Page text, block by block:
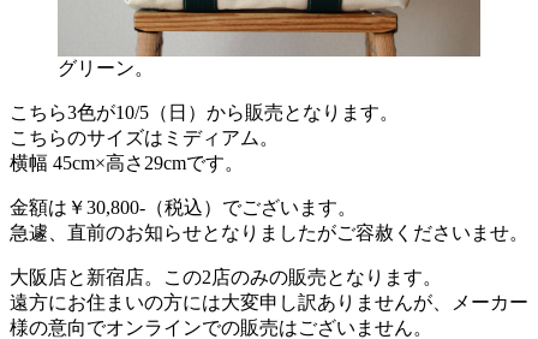
グリーン。
こちら3色が10/5（日）から販売となります。
こちらのサイズはミディアム。
横幅 45cm×高さ29cmです。
金額は￥30,800-（税込）でございます。
急遽、直前のお知らせとなりましたがご容赦くださいませ。
大阪店と新宿店。この2店のみの販売となります。
遠方にお住まいの方には大変申し訳ありませんが、メーカー
様の意向でオンラインでの販売はございません。